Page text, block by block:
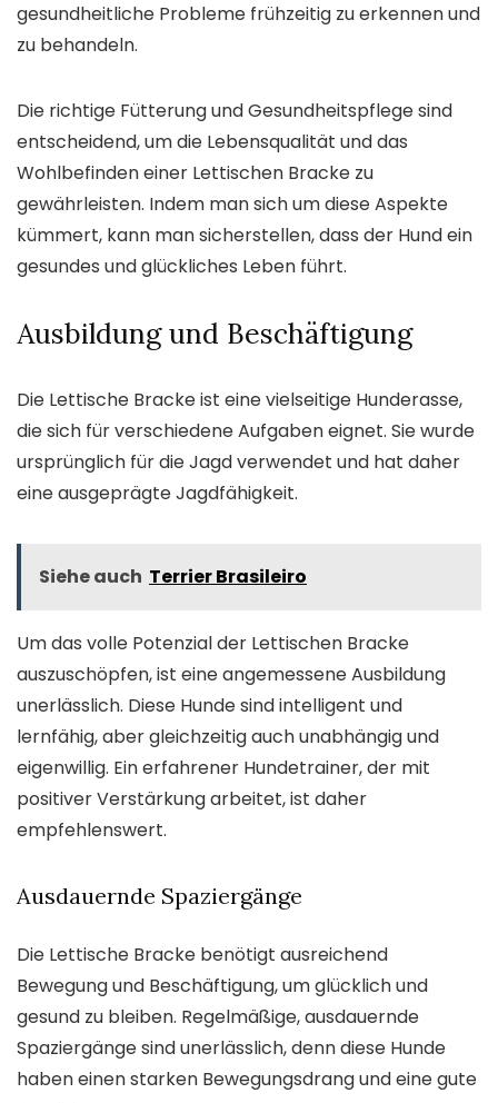
gesundheitliche Probleme frühzeitig zu erkennen und
zu behandeln.
Die richtige Fütterung und Gesundheitspflege sind
entscheidend, um die Lebensqualität und das
Wohlbefinden einer Lettischen Bracke zu
gewährleisten. Indem man sich um diese Aspekte
kümmert, kann man sicherstellen, dass der Hund ein
gesundes und glückliches Leben führt.
Ausbildung und Beschäftigung
Die Lettische Bracke ist eine vielseitige Hunderasse,
die sich für verschiedene Aufgaben eignet. Sie wurde
ursprünglich für die Jagd verwendet und hat daher
eine ausgeprägte Jagdfähigkeit.
Siehe auch Terrier Brasileiro
Um das volle Potenzial der Lettischen Bracke
auszuschöpfen, ist eine angemessene Ausbildung
unerlässlich. Diese Hunde sind intelligent und
lernfähig, aber gleichzeitig auch unabhängig und
eigenwillig. Ein erfahrener Hundetrainer, der mit
positiver Verstärkung arbeitet, ist daher
empfehlenswert.
Ausdauernde Spaziergänge
Die Lettische Bracke benötigt ausreichend
Bewegung und Beschäftigung, um glücklich und
gesund zu bleiben. Regelmäßige, ausdauernde
Spaziergänge sind unerlässlich, denn diese Hunde
haben einen starken Bewegungsdrang und eine gute